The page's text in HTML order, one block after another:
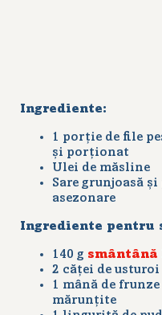
Ingrediente:
1 porție de file
și porționat
Ulei de măsline
Sare grunjoasă
asezonare
Ingrediente pentru
140 g smântână
2 căței de
1 mână de
mărunțite